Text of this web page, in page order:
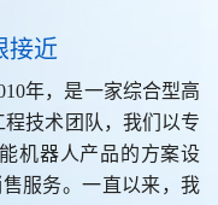
接近
年，是一家综合型高
技术团队，我们以专
机器人产品的方案设
服务。一直以来，我